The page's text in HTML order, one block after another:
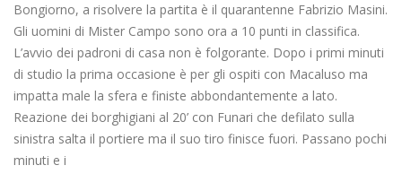
Bongiorno, a risolvere la partita è il quarantenne Fabrizio Masini.
Gli uomini di Mister Campo sono ora a 10 punti in classifica.
L’avvio dei padroni di casa non è folgorante. Dopo i primi minuti
di studio la prima occasione è per gli ospiti con Macaluso ma
impatta male la sfera e finiste abbondantemente a lato.
Reazione dei borghigiani al 20’ con Funari che defilato sulla
sinistra salta il portiere ma il suo tiro finisce fuori. Passano pochi
minuti e i